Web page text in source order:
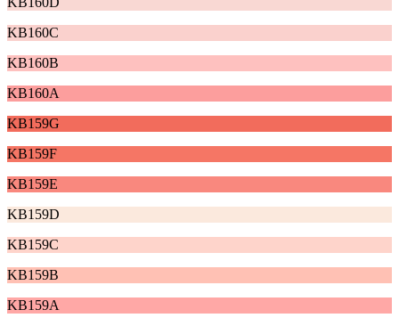
KB160C
KB160B
KB160A
KB159G
KB159F
KB159E
KB159D
KB159C
KB159B
KB159A